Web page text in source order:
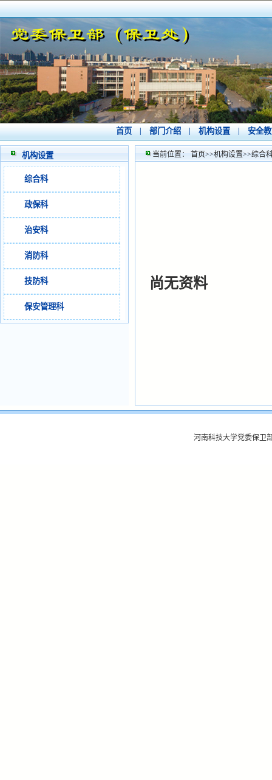
首页 部门介绍 机构设置 安全
机构设置
综合科
政保科
治安科
消防科
技防科
保安管理科
当前位置： 首页>>机构设置>>综合
尚无资料
河南科技大学党委保卫